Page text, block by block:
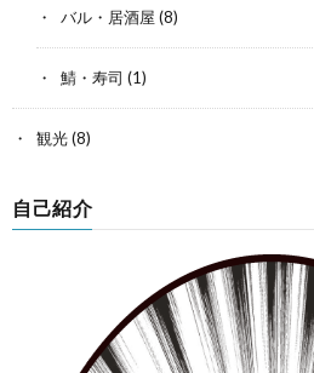
バル・居酒屋 (8)
鯖・寿司 (1)
観光(8)
自己紹介